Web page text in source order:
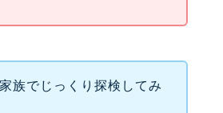
族でじっくり探検してみ